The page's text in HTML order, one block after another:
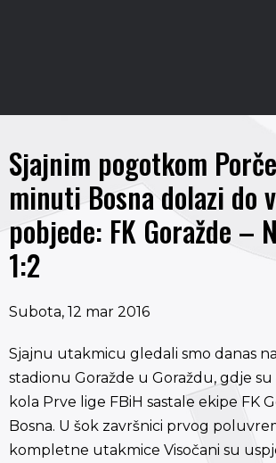
Sjajnim pogotkom
minuti Bosna dolazi do
pobjede: FK Goražde –
1:2
Subota, 12 mar 2016
Sjajnu utakmicu gledali smo danas
stadionu Goražde u Goraždu, gdje su
kola Prve lige FBiH sastale ekipe FK
Bosna. U šok završnici prvog
kompletne utakmice Visočani su